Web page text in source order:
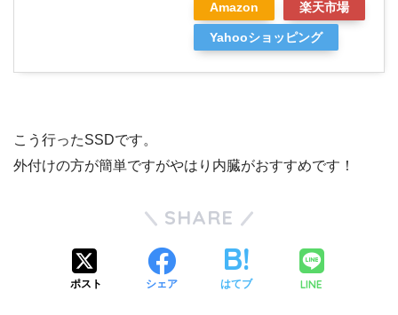
Amazon 楽天市場
Yahooショッピング
こう行ったSSDです。
外付けの方が簡単ですがやはり内臓がおすすめです！
SHARE
ポスト シェア はてブ LINE